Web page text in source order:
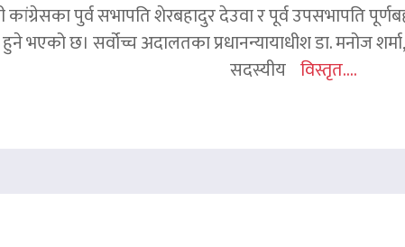
कांग्रेसका पुर्व सभापति शेरबहादुर देउवा र पूर्व उपसभापति
भएको छ। सर्वोच्च अदालतका प्रधानन्यायाधीश डा. मनोज
सदस्यीय विस्तृत....